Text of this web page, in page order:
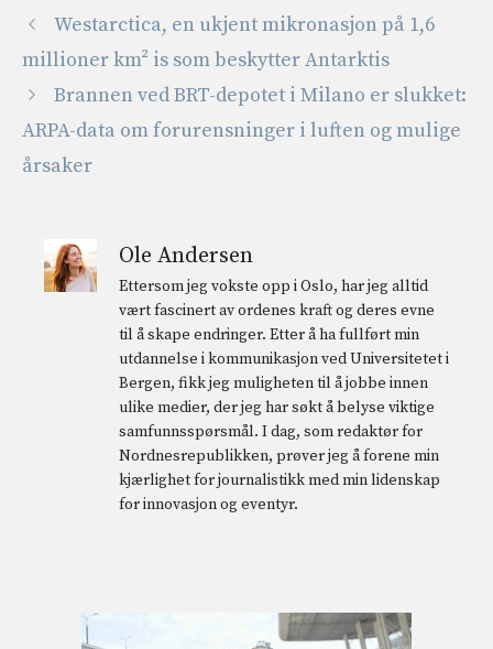
Westarctica, en ukjent mikronasjon på 1,6
millioner km² is som beskytter Antarktis
Brannen ved BRT-depotet i Milano er slukket:
ARPA-data om forurensninger i luften og mulige
årsaker
Ole Andersen
Ettersom jeg vokste opp i Oslo, har jeg alltid
vært fascinert av ordenes kraft og deres evne
til å skape endringer. Etter å ha fullført min
utdannelse i kommunikasjon ved Universitetet i
Bergen, fikk jeg muligheten til å jobbe innen
ulike medier, der jeg har søkt å belyse viktige
samfunnsspørsmål. I dag, som redaktør for
Nordnesrepublikken, prøver jeg å forene min
kjærlighet for journalistikk med min lidenskap
for innovasjon og eventyr.